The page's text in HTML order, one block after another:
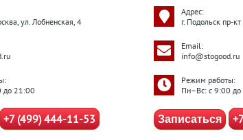
ул. Лобненская, 4
до 21:00
+7 (499) 444-11-53
Адрес:
г. Подольск пр-
Email:
info@stogood.ru
Режим работы:
Пн–Вс: с 9:00
Записаться